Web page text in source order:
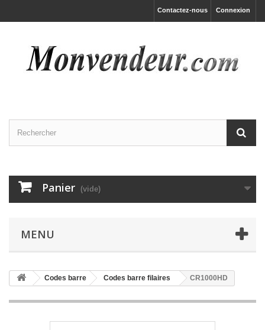
Connexion
Contactez-nous
Panier (vide)
MENU
Codes barre Codes barre filaires CR1000HD